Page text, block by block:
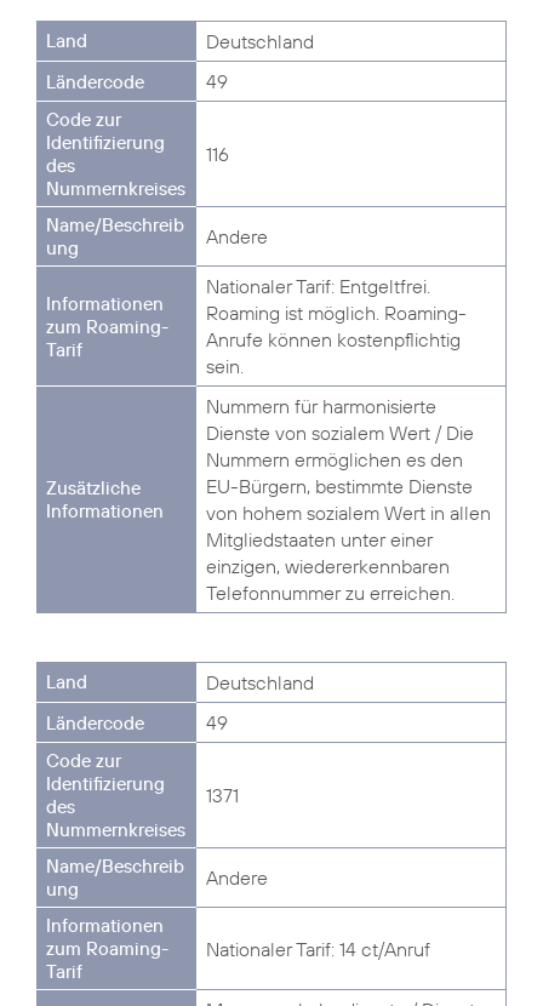
Deutschland
49
116
Andere
Nationaler Tarif: Entgeltfrei.
Roaming ist möglich. Roaming-
Anrufe können kostenpflichtig
sein.
Nummern für harmonisierte
Dienste von sozialem Wert / Die
Nummern ermöglichen es den
EU-Bürgern, bestimmte Dienste
von hohem sozialem Wert in allen
Mitgliedstaaten unter einer
einzigen, wiedererkennbaren
Telefonnummer zu erreichen.
Deutschland
49
1371
Andere
Nationaler Tarif: 14 ct/Anruf